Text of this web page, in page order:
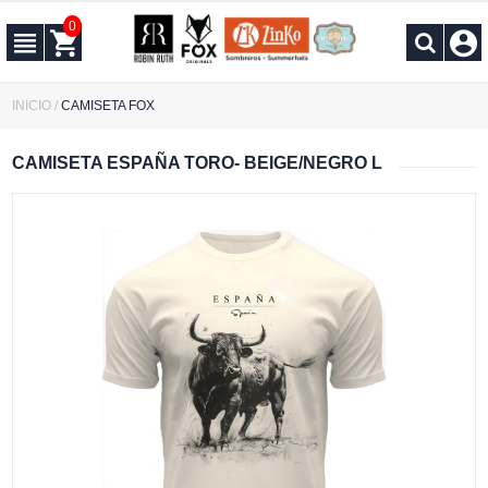
0
INICIO /CAMISETA FOX
CAMISETA ESPAÑA TORO- BEIGE/NEGRO L